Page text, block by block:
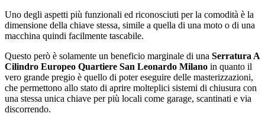
Uno degli aspetti più funzionali ed riconosciuti per la comodità è la
dimensione della chiave stessa, simile a quella di una moto o di una
macchina quindi facilmente tascabile.
Questo però è solamente un beneficio marginale di una Serratura A
Cilindro Europeo Quartiere San Leonardo Milano in quanto il
vero grande pregio è quello di poter eseguire delle masterizzazioni,
che permettono allo stato di aprire molteplici sistemi di chiusura con
una stessa unica chiave per più locali come garage, scantinati e via
discorrendo.